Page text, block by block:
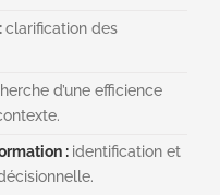
clarification des
d’une efficience
: identification et